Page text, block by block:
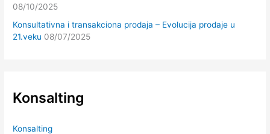
08/10/2025
Konsultativna i transakciona prodaja – Evolucija prodaje u
21.veku 08/07/2025
Konsalting
Konsalting